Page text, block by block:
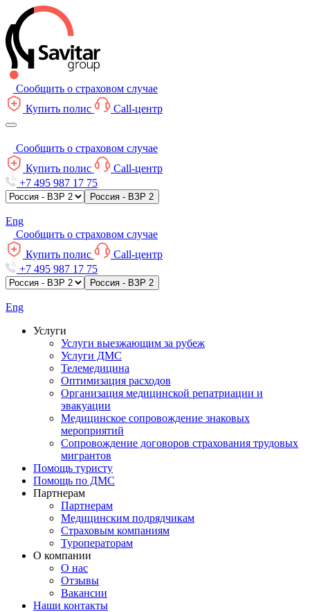
Сообщить о страховом случае
Купить полис
Call-центр
Сообщить о страховом случае
Купить полис
Call-центр
+7 495 987 17 75
Россия - ВЗР 2
Eng
Сообщить о страховом случае
Купить полис
Call-центр
+7 495 987 17 75
Россия - ВЗР 2
Eng
Услуги
Услуги выезжающим за рубеж
Услуги ДМС
Телемедицина
Оптимизация расходов
Организация медицинской репатриации и
эвакуации
Медицинское сопровождение знаковых
мероприятий
Сопровождение договоров страхования трудовых
мигрантов
Помощь туристу
Помощь по ДМС
Партнерам
Партнерам
Медицинским подрядчикам
Страховым компаниям
Туроператорам
О компании
О нас
Отзывы
Вакансии
Наши контакты